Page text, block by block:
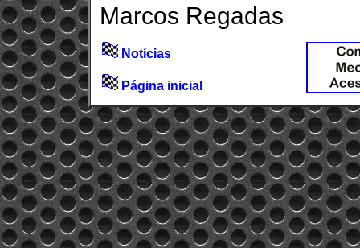
Marcos Regadas
Notícias
Página inicial